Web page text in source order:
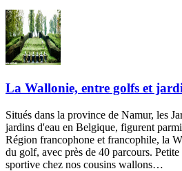
La Wallonie, entre golfs et
Situés dans la province de Namur, les
jardins d'eau en Belgique, figurent
Région francophone et francophile, la
du golf, avec près de 40 parcours. Petite
sportive chez nos cousins wallons…